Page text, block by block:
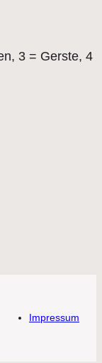
3 = Gerste, 4
Impressum